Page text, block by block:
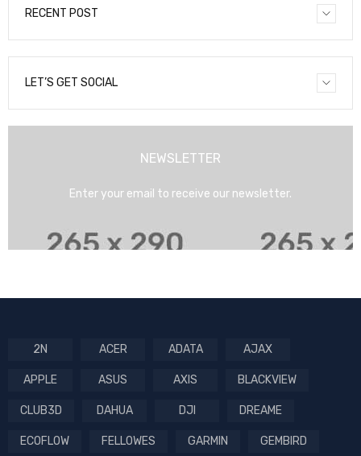
RECENT POST
LET’S GET SOCIAL
NEWSLETTER
Enter your email to receive our newsletter.
2N ACER ADATA AJAX
APPLE ASUS AXIS BLACKVIEW
CLUB3D DAHUA DJI DREAME
ECOFLOW FELLOWES GARMIN GEMBIRD